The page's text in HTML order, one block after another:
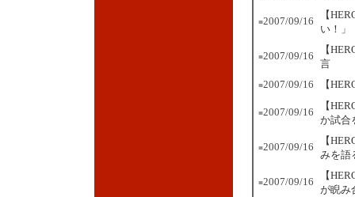
■2007/09/16
【
い！」
■2007/09/16
【
言
■2007/09/16 【
■2007/09/16
【
か試合
■2007/09/16
【
みを語
■2007/09/16
【
が睨み